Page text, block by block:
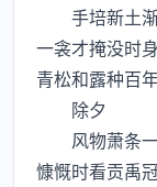
手培新土渐
一衾才掩没时
青松和露种百
除夕
风物萧条一
慷慨时看贡禹